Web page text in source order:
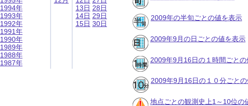
1994年
1993年
1992年
1991年
1990年
1989年
1988年
1987年
13日
14日
15日
28日
29日
30日
2009年の半旬ごとの値を表示
2009年9月の日ごとの値を表示
2009年9月16日の１時間ごと
2009年9月16日の１０分ごと
地点ごとの観測史上1～10位の